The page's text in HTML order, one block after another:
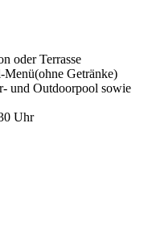
oder Terrasse
Menü(ohne Getränke)
und Outdoorpool sowie
Uhr